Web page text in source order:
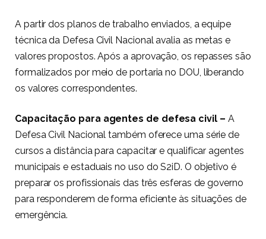
A partir dos planos de trabalho enviados, a equipe
técnica da Defesa Civil Nacional avalia as metas e
valores propostos. Após a aprovação, os repasses são
formalizados por meio de portaria no DOU, liberando
os valores correspondentes.
Capacitação para agentes de defesa civil – A
Defesa Civil Nacional também oferece uma série de
cursos a distância para capacitar e qualificar agentes
municipais e estaduais no uso do S2iD. O objetivo é
preparar os profissionais das três esferas de governo
para responderem de forma eficiente às situações de
emergência.